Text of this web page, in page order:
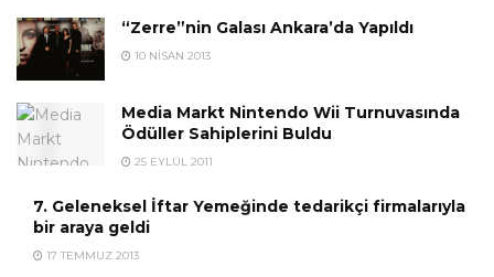
“Zerre”nin Galası Ankara’da Yapıldı
10 NISAN 2013
Media Markt Nintendo Wii Turnuvasında
Ödüller Sahiplerini Buldu
25 EYLÜL 2011
7. Geleneksel İftar Yemeğinde tedarikçi firmalarıyla
bir araya geldi
17 TEMMUZ 2013